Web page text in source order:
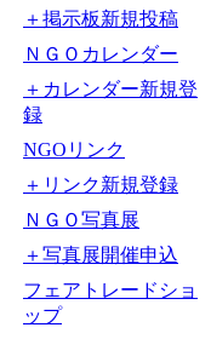
＋掲示板新規投稿
ＮＧＯカレンダー
＋カレンダー新規登
録
NGOリンク
＋リンク新規登録
ＮＧＯ写真展
＋写真展開催申込
フェアトレードショ
ップ